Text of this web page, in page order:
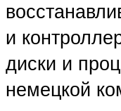
и
диски и
немецкой